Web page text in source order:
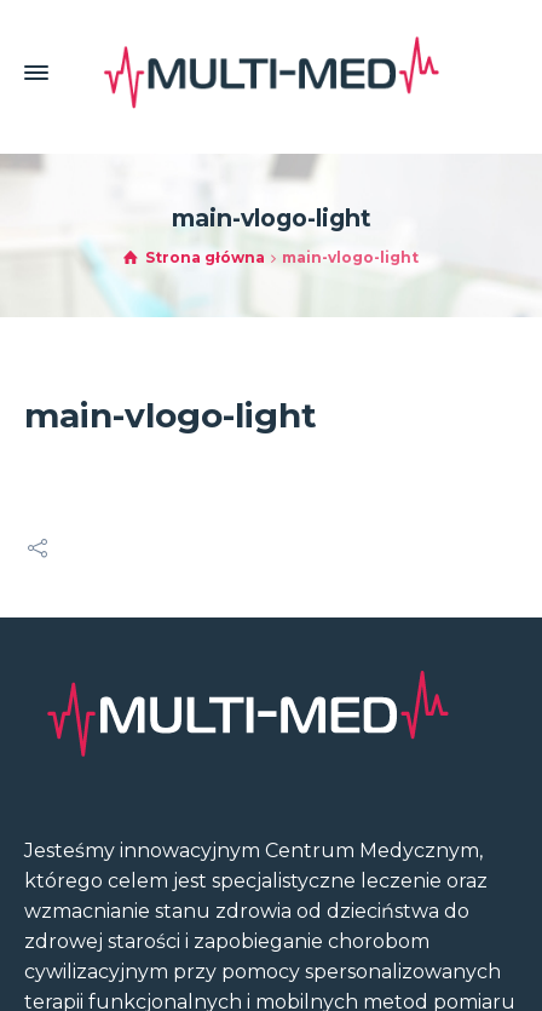
main-vlogo-light
Strona główna main-vlogo-light
main-vlogo-light
Jesteśmy innowacyjnym Centrum Medycznym,
którego celem jest specjalistyczne leczenie oraz
wzmacnianie stanu zdrowia od dzieciństwa do
zdrowej starości i zapobieganie chorobom
cywilizacyjnym przy pomocy spersonalizowanych
terapii funkcjonalnych i mobilnych metod pomiaru